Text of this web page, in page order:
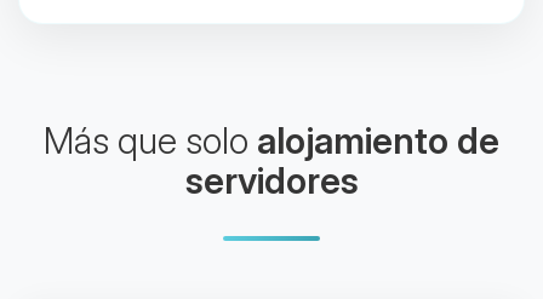
Más que solo alojamiento de
servidores